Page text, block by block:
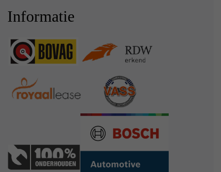
Informatie